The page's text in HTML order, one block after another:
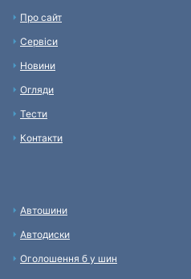
Про сайт
Сервіси
Новини
Огляди
Тести
Контакти
Автошини
Автодиски
Оголошення б у шин